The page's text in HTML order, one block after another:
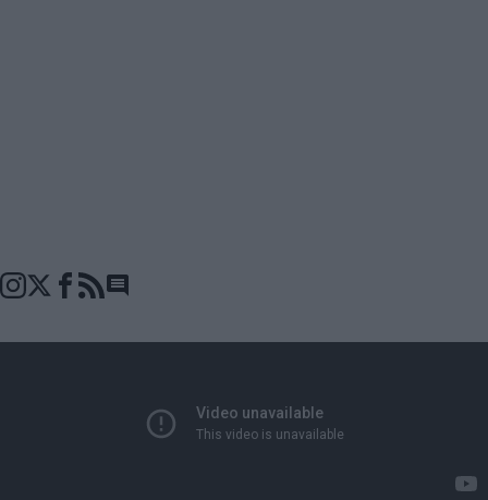
Go to comments seciton